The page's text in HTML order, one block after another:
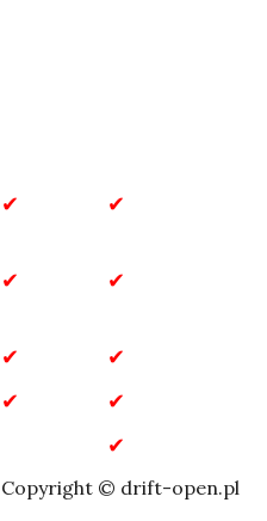
Budownictwo
Marketing
internetowe
Copyright © drift-open.pl